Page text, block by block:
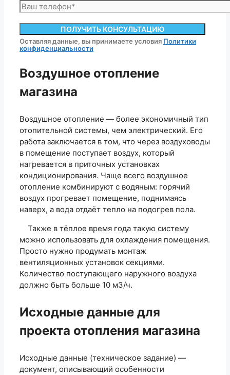
Оставляя данные, вы принимаете условия Политики
конфиденциальности
Воздушное отопление
магазина
Воздушное отопление — более экономичный тип
отопительной системы, чем электрический. Его
работа заключается в том, что через воздуховоды
в помещение поступает воздух, который
нагревается в приточных установках
кондиционирования. Чаще всего воздушное
отопление комбинируют с водяным: горячий
воздух прогревает помещение, поднимаясь
наверх, а вода отдаёт тепло на подогрев пола.
Также в тёплое время года такую систему
можно использовать для охлаждения помещения.
Просто нужно продумать монтаж
вентиляционных установок секциями.
Количество поступающего наружного воздуха
должно быть больше 10 м3/ч.
Исходные данные для
проекта отопления магазина
Исходные данные (техническое задание) —
документ, описывающий особенности